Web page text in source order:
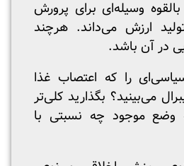
وسیله‌ای برای پرورش
ارزش می‌داند. هرچند
در آن باشد.
را که اعتصاب غذا
می‌بینید؟ بگذارید کلی‌تر
وضع موجود چه نسبتی با